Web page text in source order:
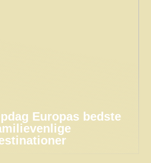
Europas bedste